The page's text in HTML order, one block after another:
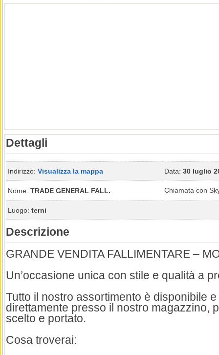
Dettagli
Indirizzo: Visualizza la mappa Data: 30 luglio
Nome: TRADE GENERAL FALL. Chiamata con
Luogo: terni
Descrizione
GRANDE VENDITA FALLIMENTARE –
Un’occasione unica con stile e qualità a
Tutto il nostro assortimento è disponibile
direttamente presso il nostro magazzino,
scelto e portato.
Cosa troverai: